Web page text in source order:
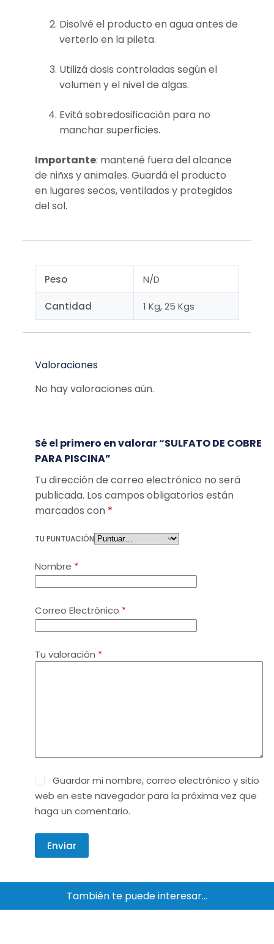
Disolvé el producto en agua antes de
verterlo en la pileta.
Utilizá dosis controladas según el
volumen y el nivel de algas.
Evitá sobredosificación para no
manchar superficies.
Importante: mantené fuera del alcance
de niñxs y animales. Guardá el producto
en lugares secos, ventilados y protegidos
del sol.
Peso N/D
Cantidad 1 Kg, 25 Kgs
Valoraciones
No hay valoraciones aún.
Sé el primero en valorar “SULFATO DE COBRE
PARA PISCINA”
Tu dirección de correo electrónico no será
publicada. Los campos obligatorios están
marcados con *
TU PUNTUACIÓN
Nombre *
Correo Electrónico *
Tu valoración *
Guardar mi nombre, correo electrónico y sitio
web en este navegador para la próxima vez que
haga un comentario.
Enviar
También te puede interesar…